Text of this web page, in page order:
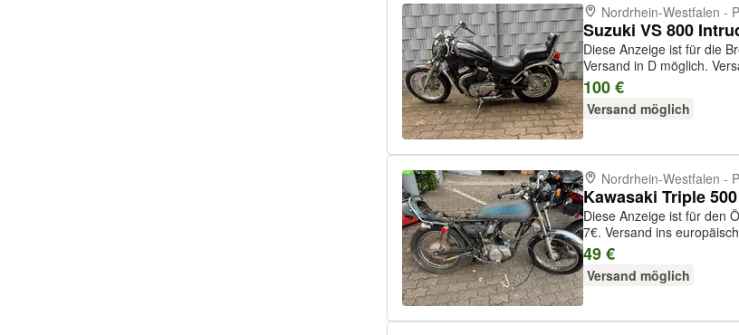
Nordrhein-Westfalen -
Suzuki VS 800
Diese Anzeige ist für die
Versand in D möglich.
Andere Teile dieses
an Freunde, oder per
100 €
Versand möglich
Nordrhein-Westfalen -
Kawasaki Triple
Diese Anzeige ist für den
7€. Versand ins
Motorrades bitte
PayPal plus Gebühren,
49 €
Versand möglich